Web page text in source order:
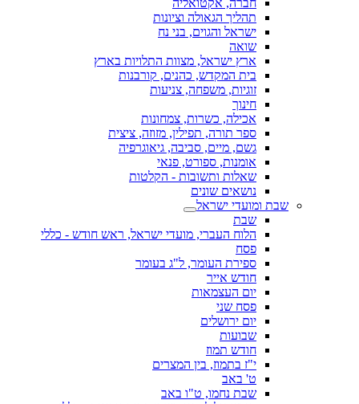
חברה, אקטואליה
תהליך הגאולה וציונות
ישראל והגוים, בני נח
שואה
ארץ ישראל, מצוות התלויות בארץ
בית המקדש, כהנים, קורבנות
זוגיות, משפחה, צניעות
חינוך
אכילה, כשרות, צמחונות
ספר תורה, תפילין, מזוזה, ציצית
גשם, מיים, סביבה, גיאוגרפיה
אומנות, ספורט, פנאי
שאלות ותשובות - הקלטות
נושאים שונים
שבת ומועדי ישראל
שבת
הלוח העברי, מועדי ישראל, ראש חודש - כללי
פסח
ספירת העומר, ל"ג בעומר
חודש אייר
יום העצמאות
פסח שני
יום ירושלים
שבועות
חודש תמוז
י"ז בתמוז, בין המצרים
ט' באב
שבת נחמו, ט"ו באב